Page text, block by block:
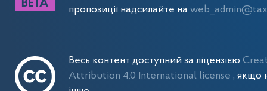
пропозиції надсилайте на
Весь контент доступний за ліцензією
Attribution 4.0 International license , якщо